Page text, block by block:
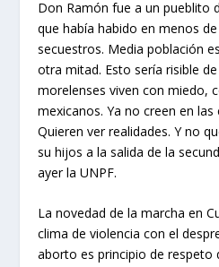
Don Ramón fue a un pueblito
que había habido en menos
secuestros. Media población
otra mitad. Esto sería risible
morelenses viven con miedo,
mexicanos. Ya no creen en
Quieren ver realidades. Y no
su hijos a la salida de la
ayer la UNPF.
La novedad de la marcha en
clima de violencia con el
aborto es principio de respeto